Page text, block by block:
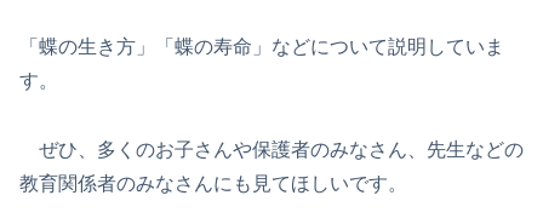
「蝶の生き方」「蝶の寿命」などについて説明していま
す。
ぜひ、多くのお子さんや保護者のみなさん、先生などの
教育関係者のみなさんにも見てほしいです。